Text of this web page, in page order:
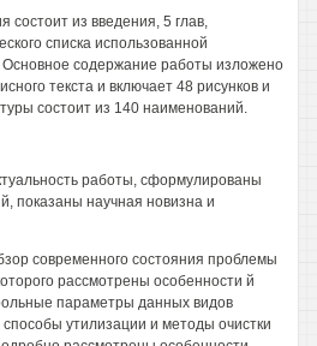
из введения, 5 глав,
списка использованной
содержание работы изложено
текста и включает 48 рисунков и
состоит из 140 наименований.
работы, сформулированы
показаны научная новизна и
современного состояния проблемы
рассмотрены особенности й
параметры данных видов
утилизации и методы очистки